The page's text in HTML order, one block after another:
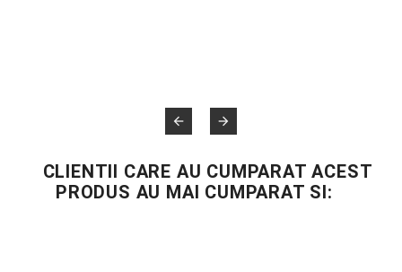
 
CLIENTII CARE AU CUMPARAT ACEST
PRODUS AU MAI CUMPARAT SI: